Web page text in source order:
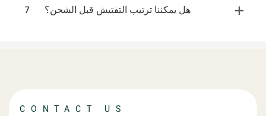
7
هل يمكننا ترتيب التفتيش قبل الشحن؟
CONTACT US